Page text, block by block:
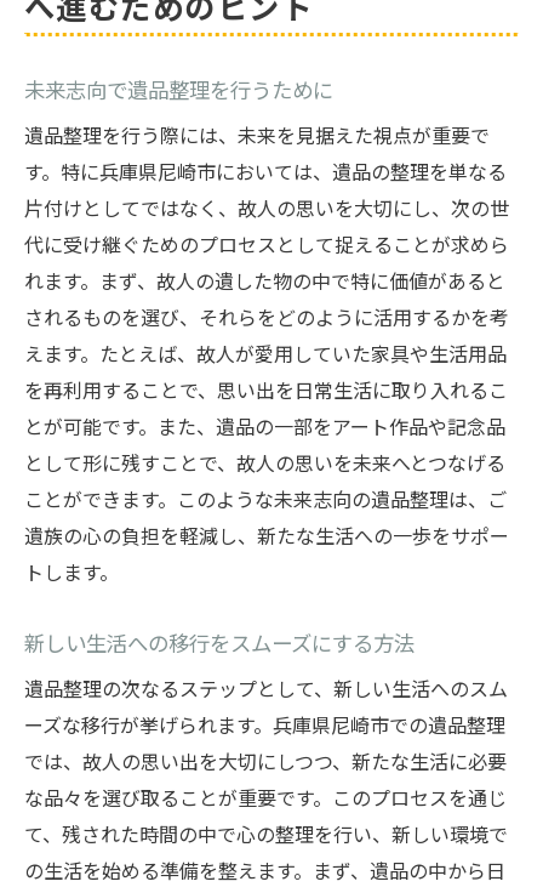
未来志向で遺品整理を行うために
遺品整理を行う際には、未来を見据えた視点が重要で
す。特に兵庫県尼崎市においては、遺品の整理を単なる
片付けとしてではなく、故人の思いを大切にし、次の世
代に受け継ぐためのプロセスとして捉えることが求めら
れます。まず、故人の遺した物の中で特に価値があると
されるものを選び、それらをどのように活用するかを考
えます。たとえば、故人が愛用していた家具や生活用品
を再利用することで、思い出を日常生活に取り入れるこ
とが可能です。また、遺品の一部をアート作品や記念品
として形に残すことで、故人の思いを未来へとつなげる
ことができます。このような未来志向の遺品整理は、ご
遺族の心の負担を軽減し、新たな生活への一歩をサポー
トします。
新しい生活への移行をスムーズにする方法
遺品整理の次なるステップとして、新しい生活へのスム
ーズな移行が挙げられます。兵庫県尼崎市での遺品整理
では、故人の思い出を大切にしつつ、新たな生活に必要
な品々を選び取ることが重要です。このプロセスを通じ
て、残された時間の中で心の整理を行い、新しい環境で
の生活を始める準備を整えます。まず、遺品の中から日